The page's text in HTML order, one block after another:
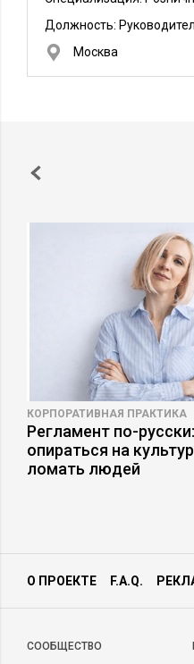
Должность:
Москва
КОРПОРАТИВНАЯ ПРАКТИКА
Регламент по-
опираться на
ломать людей
О ПРОЕКТЕ F.A.Q.
CООБЩЕСТВО